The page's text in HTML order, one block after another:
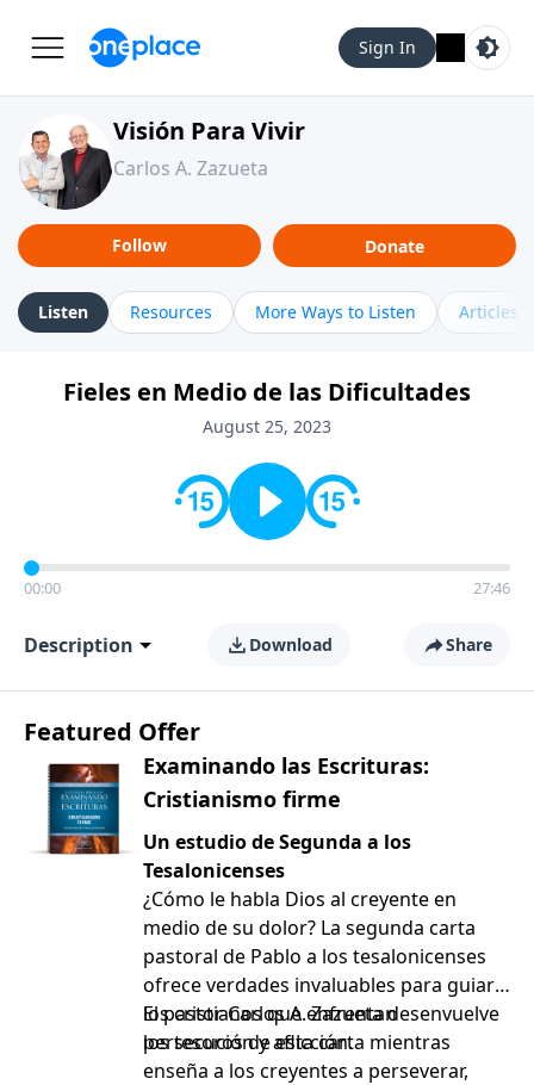
Sign In
Visión Para Vivir
Carlos A. Zazueta
Follow Donate
Listen Resources More Ways to Listen Articles
Fieles en Medio de las Dificultades
August 25, 2023
00:00 27:46
Description Download Share
Featured Offer
Examinando las Escrituras:
Cristianismo firme
Un estudio de Segunda a los
Tesalonicenses
¿Cómo le habla Dios al creyente en
medio de su dolor? La segunda carta
pastoral de Pablo a los tesalonicenses
ofrece verdades invaluables para guiar a
los cristianos que enfrentan
persecución y aflicción.
El pastor Carlos A. Zazueta desenvuelve
los tesoros de esta carta mientras
enseña a los creyentes a perseverar,